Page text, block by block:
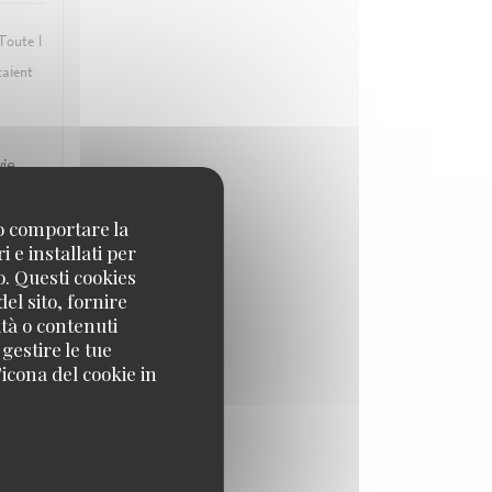
comportare la
e installati per
Questi cookies
sito, fornire
o contenuti
le tue
del cookie in
l
: 5/5